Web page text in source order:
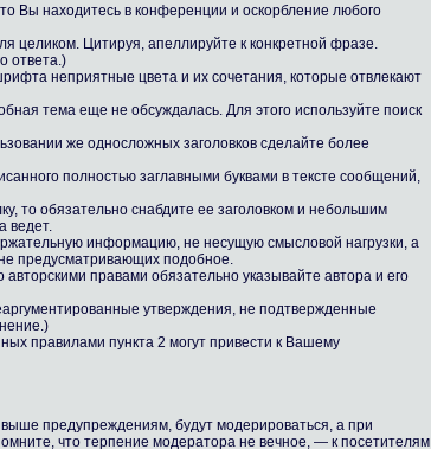
Вы находитесь в конференции и оскорбление любого
целиком. Цитируя, апеллируйте к конкретной фразе.
ответа.)
неприятные цвета и их сочетания, которые отвлекают
тема еще не обсуждалась. Для этого используйте поиск
же односложных заголовков сделайте более
полностью заглавными буквами в тексте сообщений,
то обязательно снабдите ее заголовком и небольшим
ведет.
информацию, не несущую смысловой нагрузки, а
предусматривающих подобное.
правами обязательно указывайте автора и его
утверждения, не подтвержденные
правилами пункта 2 могут привести к Вашему
предупреждениям, будут модерироваться, а при
что терпение модератора не вечное, — к посетителям